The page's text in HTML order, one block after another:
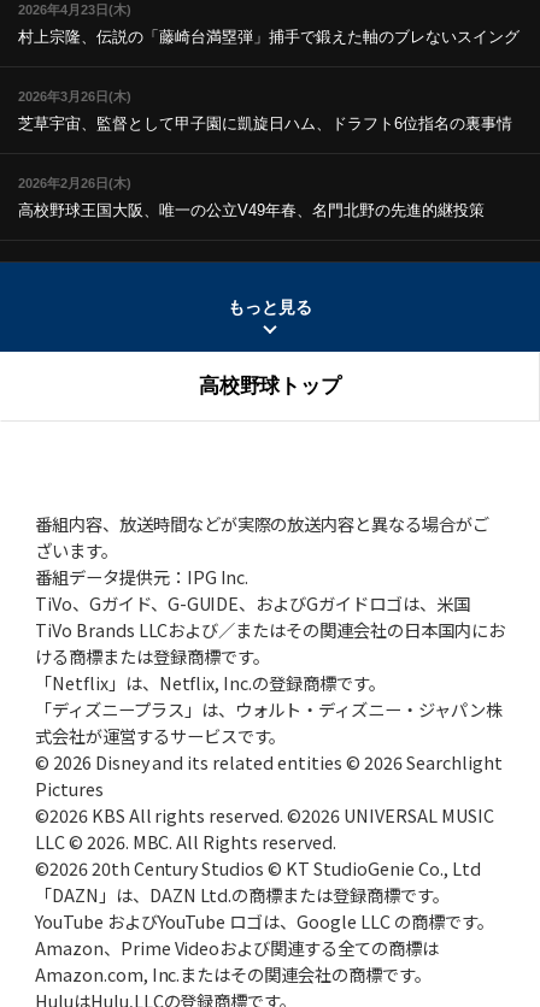
2026年4月23日(木)
村上宗隆、伝説の「藤崎台満塁弾」 捕手で鍛えた軸のブレないスイング
2026年3月26日(木)
芝草宇宙、監督として甲子園に凱旋 日ハム、ドラフト6位指名の裏事情
2026年2月26日(木)
高校野球王国大阪、唯一の公立V49年春、名門北野の先進的継投策
広島商、伝統の「真剣の刃渡り」 経験者が語る「怖さ」と「達観」
2025年12月25日(木)
高校野球、28年春から7回制移行か!?V投手・愛甲猛「9回制は野球の根
2025年10月23日(木)
早実、57年春、紫紺の大旗を関東に
2025年9月25日(木)
約半世紀前の“関東三羽烏”伝説土屋正勝、工藤一彦、永川英植
2025年8月28日(木)
沖縄尚学、2枚看板で夏初制覇 優勝の価値と沖縄野球の近未来
2025年7月24日(木)
PLの名将・中村順司の勝負采配81春、倉吉北戦での伝令の意図
2025年6月26日(木)
長嶋茂雄、伝説の特大ホームラン野球少年からミスタープロ野球へ
2025年5月22日(木)
もっと見る
高校野球トップ
番組内容、放送時間などが実際の放送内容と異なる場合がご
ざいます。
番組データ提供元：IPG Inc.
TiVo、Gガイド、G-GUIDE、およびGガイドロゴは、米国
TiVo Brands LLCおよび／またはその関連会社の日本国内にお
ける商標または登録商標です。
「Netflix」は、Netflix, Inc.の登録商標です。
「ディズニープラス」は、ウォルト・ディズニー・ジャパン株
式会社が運営するサービスです。
© 2026 Disney and its related entities © 2026 Searchlight
Pictures
©2026 KBS All rights reserved. ©2026 UNIVERSAL MUSIC
LLC © 2026. MBC. All Rights reserved.
©2026 20th Century Studios © KT StudioGenie Co., Ltd
「DAZN」は、DAZN Ltd.の商標または登録商標です。
YouTube およびYouTube ロゴは、Google LLC の商標です。
Amazon、Prime Videoおよび関連する全ての商標は
Amazon.com, Inc.またはその関連会社の商標です。
HuluはHulu,LLCの登録商標です。